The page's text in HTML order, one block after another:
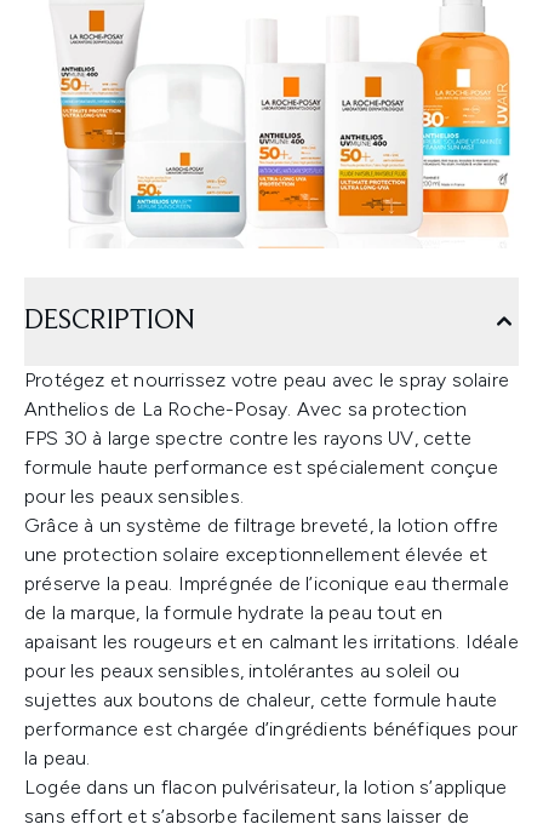
DESCRIPTION
Protégez et nourrissez votre peau avec le spray solaire
Anthelios de La Roche-Posay. Avec sa protection
FPS 30 à large spectre contre les rayons UV, cette
formule haute performance est spécialement conçue
pour les peaux sensibles.
Grâce à un système de filtrage breveté, la lotion offre
une protection solaire exceptionnellement élevée et
préserve la peau. Imprégnée de l’iconique eau thermale
de la marque, la formule hydrate la peau tout en
apaisant les rougeurs et en calmant les irritations. Idéale
pour les peaux sensibles, intolérantes au soleil ou
sujettes aux boutons de chaleur, cette formule haute
performance est chargée d’ingrédients bénéfiques pour
la peau.
Logée dans un flacon pulvérisateur, la lotion s’applique
sans effort et s’absorbe facilement sans laisser de